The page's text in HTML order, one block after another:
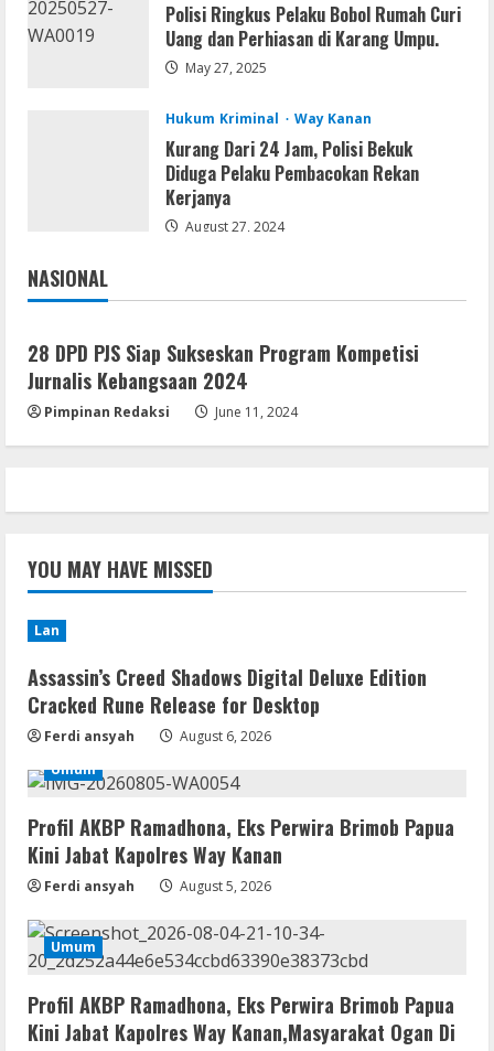
Umum
PLN Tegaskan Tiang Listrik Bukan
Infrastruktur Publik; Provider WiFi
August 3, 2026
Polisi Ringkus Pelaku Bobol Rumah Curi
Uang dan Perhiasan di Karang Umpu.
May 27, 2025
Hukum Kriminal Way Kanan
Kurang Dari 24 Jam, Polisi Bekuk
Diduga Pelaku Pembacokan Rekan
Kerjanya
August 27, 2024
NASIONAL
Jakarta
28 DPD PJS Siap Sukseskan Program Kompetisi
Jurnalis Kebangsaan 2024
Pimpinan Redaksi June 11, 2024
YOU MAY HAVE MISSED
Lan
Assassin’s Creed Shadows Digital Deluxe Edition
Cracked Rune Release for Desktop
Ferdi ansyah
August 6, 2026
Umum
Profil AKBP Ramadhona, Eks Perwira Brimob Papua
Kini Jabat Kapolres Way Kanan
Ferdi ansyah August 5, 2026
Umum
Profil AKBP Ramadhona, Eks Perwira Brimob Papua
Kini Jabat Kapolres Way Kanan,Masyarakat Ogan Di